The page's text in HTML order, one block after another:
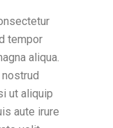
tempor
aliqua.
ut aliquip
aute irure